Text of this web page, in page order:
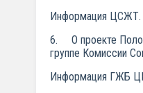
Информация ЦСЖТ.
6. О проекте
группе Комиссии
Информация ГЖБ